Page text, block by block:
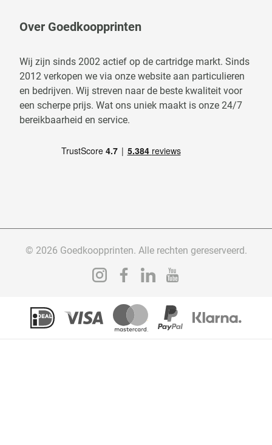
Over Goedkoopprinten
Wij zijn sinds 2002 actief op de cartridge markt. Sinds
2012 verkopen we via onze website aan particulieren
en bedrijven. Wij streven naar de beste kwaliteit voor
een scherpe prijs. Wat ons uniek maakt is onze 24/7
bereikbaarheid en service.
© 2026 Goedkoopprinten. Alle rechten gereserveerd.